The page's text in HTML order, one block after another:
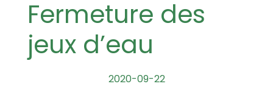
Fermeture des
jeux d’eau
2020-09-22